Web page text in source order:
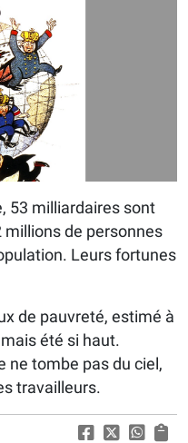
53 milliardaires sont
de personnes
Leurs fortunes
de pauvreté, estimé à
été si haut.
ne tombe pas du ciel,
travailleurs.